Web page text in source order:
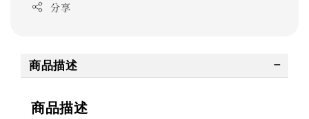
分享
商品描述
商品描述